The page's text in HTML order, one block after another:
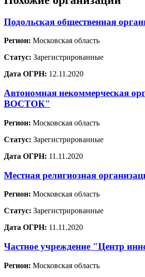
Подольская общественная
Регион: Московская область
Статус: Зарегистрированные
Дата ОГРН: 12.11.2020
Автономная некоммерческая
ВОСТОК"
Регион: Московская область
Статус: Зарегистрированные
Дата ОГРН: 11.11.2020
Местная религиозная
Регион: Московская область
Статус: Зарегистрированные
Дата ОГРН: 11.11.2020
Частное учреждение "Центр
Регион: Московская область